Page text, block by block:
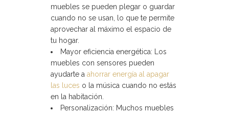
muebles se pueden plegar o guardar
cuando no se usan, lo que te permite
aprovechar al máximo el espacio de
tu hogar.
Mayor eficiencia energética: Los
muebles con sensores pueden
ayudarte a ahorrar energía al apagar
las luces o la música cuando no estás
en la habitación.
Personalización: Muchos muebles